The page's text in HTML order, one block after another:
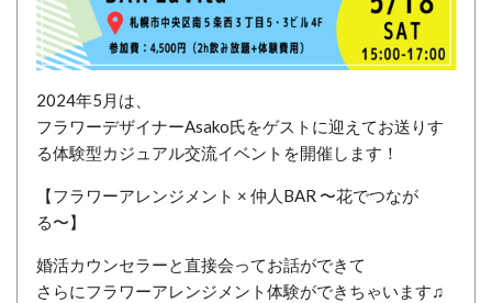
2024年5月は、
フラワーデザイナーAsako氏をゲストに迎えてお送りす
る体験型カジュアル交流イベントを開催します！
【フラワーアレンジメント × 仲人BAR 〜花でつなが
る〜】
婚活カウンセラーと直接会ってお話ができて
さらにフラワーアレンジメント体験ができちゃいます♫